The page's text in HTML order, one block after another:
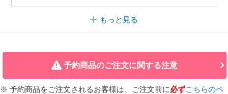
もっと見る
予約商品のご注文に関する注意
※ 予約商品をご注文されるお客様は、ご注文前に必ずこちらのペ